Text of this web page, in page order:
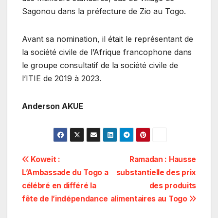
Sagonou dans la préfecture de Zio au Togo.
Avant sa nomination, il était le représentant de
la société civile de l’Afrique francophone dans
le groupe consultatif de la société civile de
l’ITIE de 2019 à 2023.
Anderson AKUE
Navigation
de
l’article
Ramadan : Hausse
substantielle des prix
des produits
alimentaires au Togo
Koweit :
L’Ambassade du Togo a
célébré en différé la
fête de l’indépendance